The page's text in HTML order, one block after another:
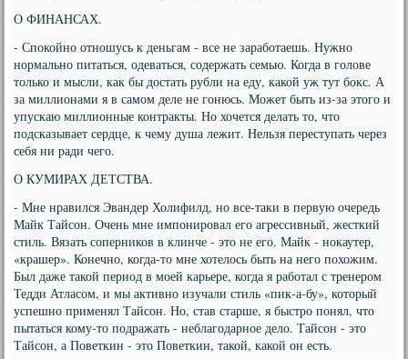
О ФИНАНСАХ.
- Спокойно отношусь к деньгам - все не заработаешь. Нужно
нормально питаться, одеваться, содержать семью. Когда в голове
только и мысли, как бы достать рубли на еду, какой уж тут бокс. А
за миллионами я в самом деле не гонюсь. Может быть из-за этого и
упускаю миллионные контракты. Но хочется делать то, что
подсказывает сердце, к чему душа лежит. Нельзя переступать через
себя ни ради чего.
О КУМИРАХ ДЕТСТВА.
- Мне нравился Эвандер Холифилд, но все-таки в первую очередь
Майк Тайсон. Очень мне импонировал его агрессивный, жесткий
стиль. Вязать соперников в клинче - это не его. Майк - нокаутер,
«крашер». Конечно, когда-то мне хотелось быть на него похожим.
Был даже такой период в моей карьере, когда я работал с тренером
Тедди Атласом, и мы активно изучали стиль «пик-а-бу», который
успешно применял Тайсон. Но, став старше, я быстро понял, что
пытаться кому-то подражать - неблагодарное дело. Тайсон - это
Тайсон, а Поветкин - это Поветкин, такой, какой он есть.